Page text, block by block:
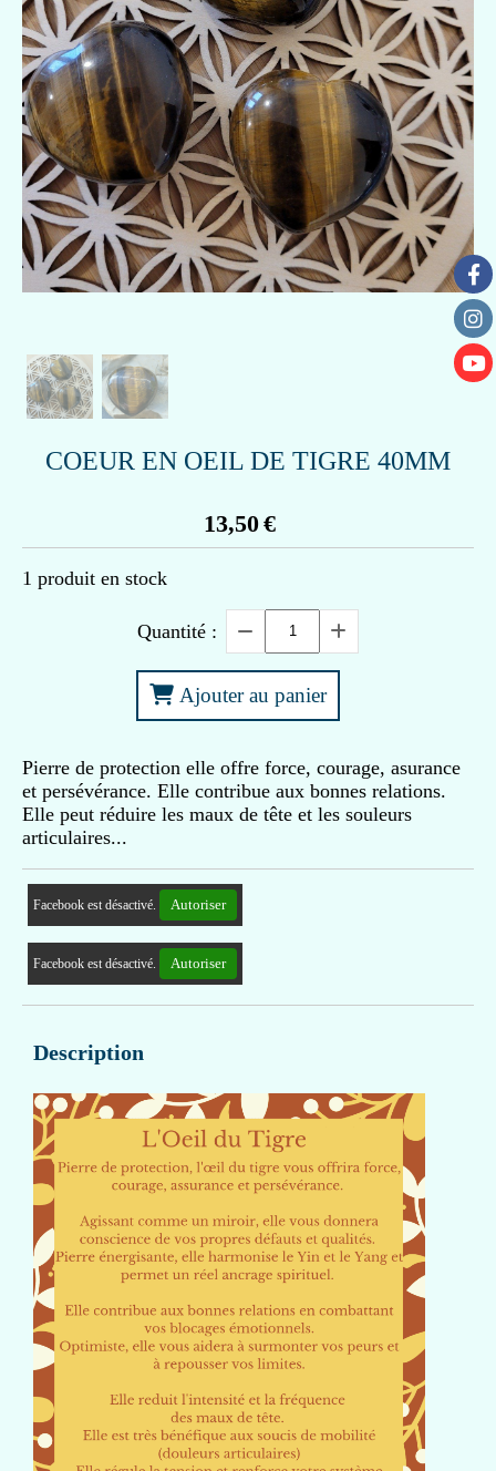
COEUR EN OEIL DE TIGRE 40MM
13,50€
1 produit en stock
Quantité :
Ajouter au panier
Pierre de protection elle offre force, courage, asurance
et persévérance. Elle contribue aux bonnes relations.
Elle peut réduire les maux de tête et les souleurs
articulaires...
Facebook est désactivé. Autoriser
Facebook est désactivé. Autoriser
Description